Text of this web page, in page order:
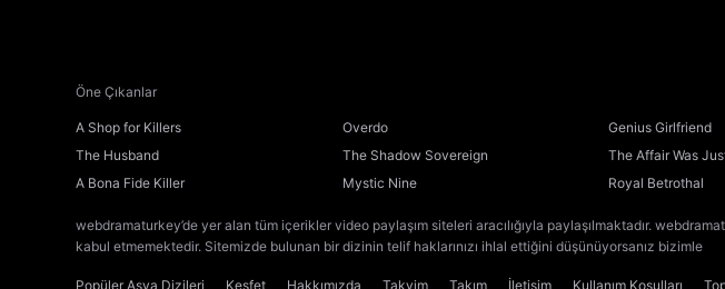
Öne Çıkanlar
A Shop for Killers Overdo
Genius Girlfriend
The Husband
The Shadow Sovereign
The Affair Was
A Bona Fide Killer
Mystic Nine Royal Betrothal
webdramaturkey’de yer alan tüm içerikler video paylaşım siteleri aracılığıyla paylaşılmaktadır.
kabul etmemektedir. Sitemizde bulunan bir dizinin telif haklarınızı ihlal ettiğini düşünüyorsanız bizimle
Popüler Asya Dizileri Keşfet Hakkımızda Takvim Takım İletişim Kullanım Koşulları